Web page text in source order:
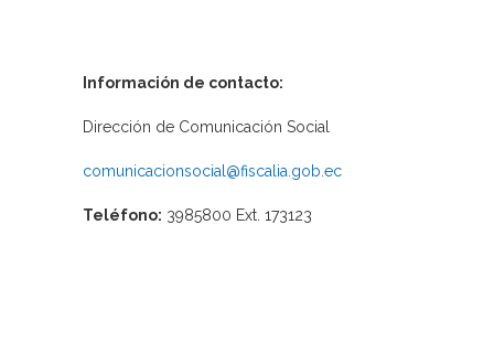
Información de contacto:
Dirección de Comunicación Social
comunicacionsocial@fiscalia.gob.ec
Teléfono: 3985800 Ext. 173123